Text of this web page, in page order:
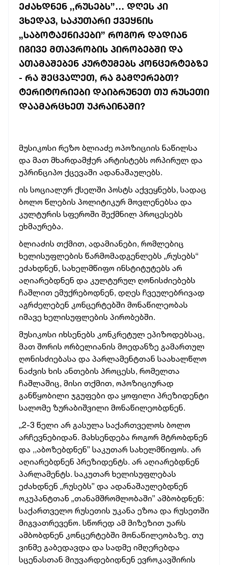
ᲔᲫᲐᲮᲓᲜᲔᲜ ,,ᲠᲣᲡᲔᲑᲡ”… ᲓᲦᲔᲡ ᲙᲘ
ᲕᲮᲔᲓᲐᲕ, ᲡᲐᲙᲣᲗᲐᲠᲘ ᲥᲕᲔᲧᲜᲘᲡ
„ᲡᲐᲑᲝᲢᲐᲟᲜᲘᲙᲔᲑᲘ” ᲠᲝᲒᲝᲠ ᲓᲐᲓᲘᲐᲜ
ᲘᲒᲘᲕᲔ ᲛᲗᲐᲕᲠᲝᲑᲘᲡ ᲞᲘᲠᲝᲑᲔᲑᲨᲘ ᲓᲐ
ᲐᲗᲐᲛᲐᲨᲔᲑᲔᲜ ᲙᲣᲠᲢᲣᲛᲔᲑᲡ ᲙᲝᲜᲪᲔᲠᲢᲔᲑᲖᲔ
- ᲠᲐ ᲨᲔᲪᲕᲐᲚᲔᲗ, ᲠᲐ ᲒᲐᲛᲦᲔᲠᲔᲑᲗ?
ᲢᲔᲠᲘᲢᲝᲠᲘᲔᲑᲘ ᲓᲐᲘᲑᲠᲣᲜᲔᲗ ᲗᲣ ᲠᲣᲡᲔᲗᲘ
ᲓᲐᲐᲛᲐᲠᲪᲮᲔᲗ ᲣᲙᲠᲐᲘᲜᲐᲨᲘ?
მუსიკოსი რეზო ბლიაძე ოპოზიციის ნაწილსა
და მათ მხარდამჭერ არტისტებს ორპირულ და
უპრინციპო ქცევაში ადანაშაულებს.
ის სოციალურ ქსელში პოსტს აქვეყნებს, სადაც
ბოლო წლების პოლიტიკურ მოვლენებსა და
კულტურის სფეროში შექმნილ პროცესებს
ეხმაურება.
ბლიაძის თქმით, ადამიანები, რომლებიც
ხელისუფლების წარმომადგენლებს „რუსებს“
ეძახდნენ, სახელმწიფო ინსტიტუტებს არ
აღიარებდნენ და კულტურულ ღონისძიებებს
ჩაშლით ემუქრებოდნენ, დღეს ჩვეულებრივად
აგრძელებენ კონცერტებში მონაწილეობას
იმავე ხელისუფლების პირობებში.
მუსიკოსი იხსენებს კონკრეტულ ეპიზოდებსაც,
მათ შორის ორბელიანის მოედანზე გამართულ
ღონისძიებასა და პარლამენტთან საახალწლო
ნაძვის ხის ანთების პროცესს, რომელთა
ჩაშლაშიც, მისი თქმით, ოპოზიციურად
განწყობილი ჯგუფები და ყოფილი პრეზიდენტი
სალომე ზურაბიშვილი მონაწილეობდნენ.
„2-3 წელი არ გასულა საქართველოს ბოლო
არჩევნებიდან. მახსენდება როგორ მტრობდნენ
და ,,აბოზებდნენ” საკუთარ სახელმწიფოს. არ
აღიარებდნენ პრეზიდენტს. არ აღიარებდნენ
პარლამენტს. საკუთარ ხელისუფლებას
ეძახდნენ „რუსებს” და ადანაშაულებდნენ
ოკუპანტთან „თანამშრომლობაში” ამბობდნენ:
საქართველო რუსეთის უკანა ეზოა და რუსეთში
მიგვათრევენო. სწორედ ამ მიზეზით უარს
ამბობდნენ კონცერტებში მონაწილეობაზე. თუ
ვინმე გაბედავდა და სადმე იმღერებდა
სცენასთან მიუვარდებიდნენ ევროკავშირის